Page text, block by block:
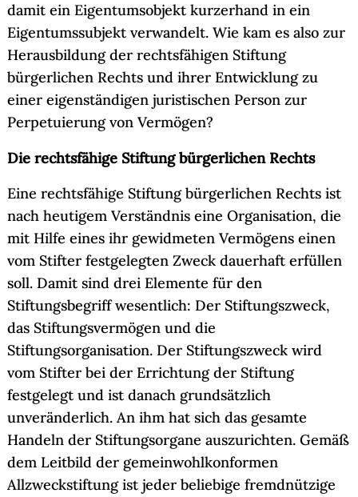
damit ein Eigentumsobjekt kurzerhand in ein
Eigentumssubjekt verwandelt. Wie kam es also zur
Herausbildung der rechtsfähigen Stiftung
bürgerlichen Rechts und ihrer Entwicklung zu
einer eigenständigen juristischen Person zur
Perpetuierung von Vermögen?
Die rechtsfähige Stiftung bürgerlichen Rechts
Eine rechtsfähige Stiftung bürgerlichen Rechts ist
nach heutigem Verständnis eine Organisation, die
mit Hilfe eines ihr gewidmeten Vermögens einen
vom Stifter festgelegten Zweck dauerhaft erfüllen
soll. Damit sind drei Elemente für den
Stiftungsbegriff wesentlich: Der Stiftungszweck,
das Stiftungsvermögen und die
Stiftungsorganisation. Der Stiftungszweck wird
vom Stifter bei der Errichtung der Stiftung
festgelegt und ist danach grundsätzlich
unveränderlich. An ihm hat sich das gesamte
Handeln der Stiftungsorgane auszurichten. Gemäß
dem Leitbild der gemeinwohlkonformen
Allzweckstiftung ist jeder beliebige fremdnützige